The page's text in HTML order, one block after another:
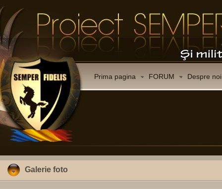
Prima pagina FORUM Despre noi
Galerie foto